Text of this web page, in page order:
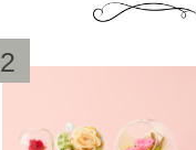
2